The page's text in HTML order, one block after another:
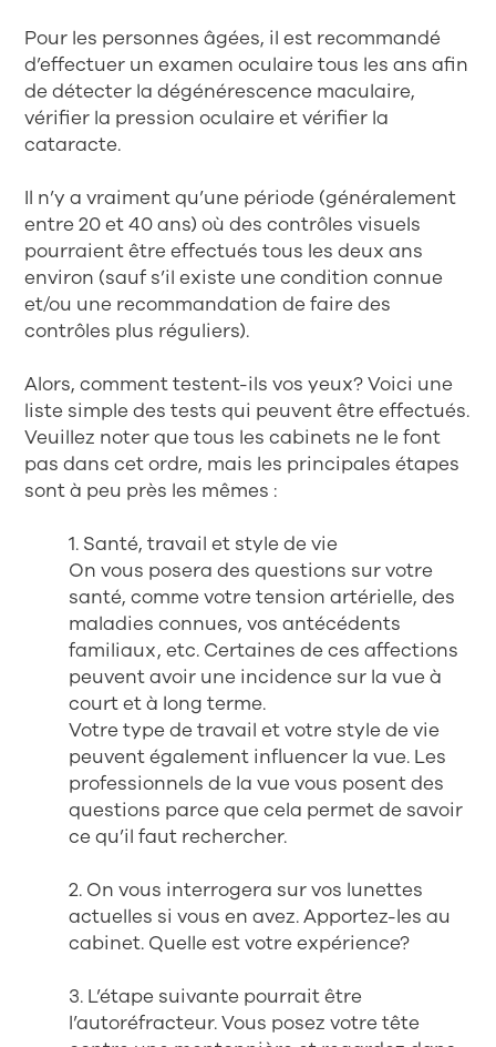
Pour les personnes âgées, il est recommandé
d’effectuer un examen oculaire tous les ans afin
de détecter la dégénérescence maculaire,
vérifier la pression oculaire et vérifier la
cataracte.
Il n’y a vraiment qu’une période (généralement
entre 20 et 40 ans) où des contrôles visuels
pourraient être effectués tous les deux ans
environ (sauf s’il existe une condition connue
et/ou une recommandation de faire des
contrôles plus réguliers).
Alors, comment testent-ils vos yeux? Voici une
liste simple des tests qui peuvent être effectués.
Veuillez noter que tous les cabinets ne le font
pas dans cet ordre, mais les principales étapes
sont à peu près les mêmes :
1. Santé, travail et style de vie
On vous posera des questions sur votre
santé, comme votre tension artérielle, des
maladies connues, vos antécédents
familiaux, etc. Certaines de ces affections
peuvent avoir une incidence sur la vue à
court et à long terme.
Votre type de travail et votre style de vie
peuvent également influencer la vue. Les
professionnels de la vue vous posent des
questions parce que cela permet de savoir
ce qu’il faut rechercher.
2. On vous interrogera sur vos lunettes
actuelles si vous en avez. Apportez-les au
cabinet. Quelle est votre expérience?
3. L’étape suivante pourrait être
l’autoréfracteur. Vous posez votre tête